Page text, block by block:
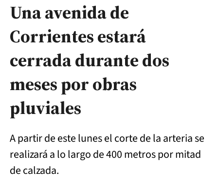
Una avenida de
Corrientes estará
cerrada durante dos
meses por obras
pluviales
A partir de este lunes el corte de la arteria se
realizará a lo largo de 400 metros por mitad
de calzada.